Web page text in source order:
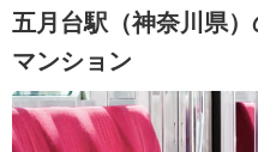
五月台駅（神奈川県
マンション